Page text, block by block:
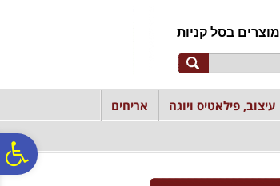
נגישות
אתר
המרכזי
מוצרים בסל קניות
עיצוב, פילאטיס ויוגה
אריחים